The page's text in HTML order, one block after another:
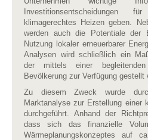
Investitionsentscheidungen
klimagerechtes Heizen geben.
werden auch die Potentiale der
Nutzung lokaler erneuerbarer
Analysen wird schließlich ein
der mittels einer
Bevölkerung zur Verfügung gestellt
Zu diesem Zweck wurde
Marktanalyse zur Erstellung einer
durchgeführt. Anhand der
dass sich das finanzielle
Wärmeplanungskonzeptes auf